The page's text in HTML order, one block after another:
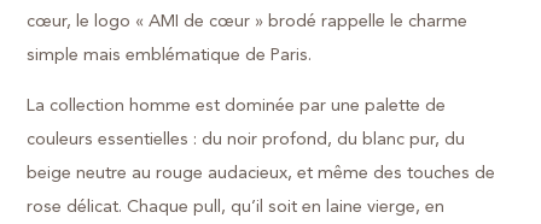
cœur, le logo « AMI de cœur » brodé rappelle le charme
simple mais emblématique de Paris.
La collection homme est dominée par une palette de
couleurs essentielles : du noir profond, du blanc pur, du
beige neutre au rouge audacieux, et même des touches de
rose délicat. Chaque pull, qu’il soit en laine vierge, en